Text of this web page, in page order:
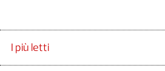
I più letti